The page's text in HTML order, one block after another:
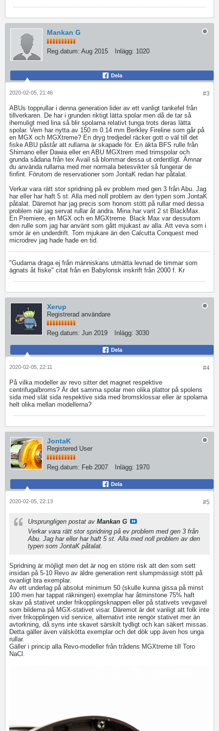
Mankan G
Reg.datum: Aug 2015 Inlägg: 1020
Dela
#3
2020-02-05, 21:46
ABUs topprullar i denna generation lider av ett vanligt tankefel från
tillverkaren. De har i grunden riktigt lätta spolar men då de tar så
ihemuligt med lina så blir spolarna relativt tunga trots deras lätta
spolar. Vem har nytta av 150 m 0.14 mm Berkley Fireline som går på
en MGX och MGXtreme? En dryg tredjedel räcker gott o väl till det
fiske ABU påstår att rullarna är skapade för. En äkta BFS rulle från
Shimano eller Dawia eller en ABU MGXtrem med trimspolar och
grunda sådana från tex Avail så blommar dessa ut ordentligt. Ämnar
du använda rullarna med mer normala betesvikter så fungerar de
finfint. Förutom de reservationer som JontaK redan har påtalat.
Verkar vara rätt stor spridning på ev problem med gen 3 från Abu. Jag
har eller har haft 5 st. Alla med noll problem av den typen som JontaK
påtalat. Däremot har jag precis som honom stött på rullar med dessa
problem när jag servat rullar åt andra. Mina har varit 2 st BlackMax.
En Premiere, en MGX och en MGXtreme. Black Max var dessutom
den rulle som jag har använt som gått mjukast av alla. Att veva som i
smör är en underdrift. Tom mjukare än den Calcutta Conquest med
microdrev jag hade hade en tid.
"Gudarna draga ej från människans utmätta levnad de timmar som
ägnats åt fiske" citat från en Babylonsk inskrift från 2000 f. Kr
Xerup
Registrerad användare
Reg.datum: Jun 2019 Inlägg: 3030
Dela
#4
2020-02-05, 22:11
På vilka modeller av revo sitter det magnet respektive
centrifugalbroms? Är det samma spolar men olika plattor på spolens
sida med slät sida respektive sida med bromsklossar eller är spolarna
helt olika mellan modellerna?
JontaK
Registered User
Reg.datum: Feb 2007 Inlägg: 1970
Dela
#5
2020-02-05, 22:13
Ursprungligen postat av Mankan G
Verkar vara rätt stor spridning på ev problem med gen 3 från
Abu. Jag har eller har haft 5 st. Alla med noll problem av den
typen som JontaK påtalat.
Spridning är möjligt men det är nog en större risk att den som sett
insidan på 5-10 Revo av äldre generation rent slumpmässigt stött på
ovanligt bra exemplar.
Av ett underlag på absolut minimum 50 (skulle kunna gissa på minst
100 men har tappat räkningen) exemplar har åtminstone 75% haft
skav på stativet under frikopplingsknappen eller på stativets vevgavel
som bilderna på MGX-stativet visar. Däremot är det vanligt att folk inte
river frikopplingen vid service, alternativt inte rengör stativet mer än
avtorkning, då syns inte skavet särskilt tydligt och kan säkert missas.
Detta gäller även välskötta exemplar och det dök upp även hos unga
rullar.
Gäller i princip alla Revo-modeller från trådens MGXtreme till Toro
NaCl.